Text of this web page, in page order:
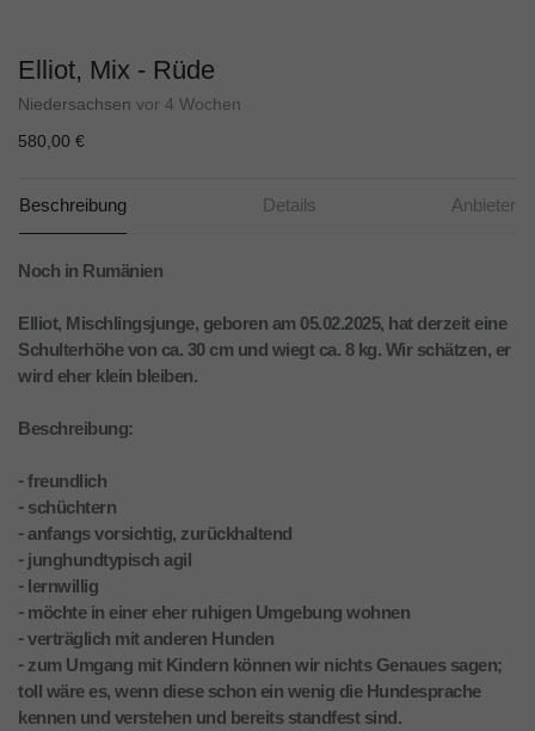
Elliot, Mix - Rüde
Niedersachsen vor 4 Wochen
580,00 €
Beschreibung Details Anbieter
Noch in Rumänien
Elliot, Mischlingsjunge, geboren am 05.02.2025, hat derzeit eine
Schulterhöhe von ca. 30 cm und wiegt ca. 8 kg. Wir schätzen, er
wird eher klein bleiben.
Beschreibung:
⁃ freundlich
⁃ schüchtern
⁃ anfangs vorsichtig, zurückhaltend
⁃ junghundtypisch agil
⁃ lernwillig
⁃ möchte in einer eher ruhigen Umgebung wohnen
⁃ verträglich mit anderen Hunden
⁃ zum Umgang mit Kindern können wir nichts Genaues sagen;
toll wäre es, wenn diese schon ein wenig die Hundesprache
kennen und verstehen und bereits standfest sind.